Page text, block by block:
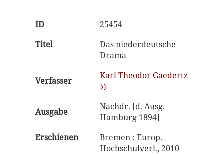
ID
25454
Titel
Das niederdeutsche
Drama
Verfasser
Karl Theodor Gaedertz
〉〉
Ausgabe
Nachdr. [d. Ausg.
Hamburg 1894]
Erschienen
Bremen : Europ.
Hochschulverl., 2010